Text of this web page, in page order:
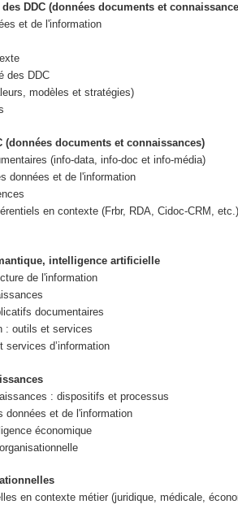
DDC (données documents et
et de l'information
des DDC
modèles et stratégies)
(données documents et connaissances)
(info-data, info-doc et info-média)
données et de l'information
en contexte (Frbr, RDA, Cidoc-CRM, etc.)
intelligence artificielle
de l'information
documentaires
: outils et services
services d’information
: dispositifs et processus
données et de l'information
économique
en contexte métier (juridique, médicale,